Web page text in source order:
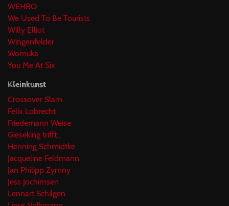
WEHRO
We Used To Be Tourists
Willy Elliot
Wingenfelder
Womuka
You Me At Six
Kleinkunst
Crossover Slam
Felix Lobrecht
Friedemann Weise
Gieseking trifft...
Henning Schmidtke
Jacqueline Feldmann
Jan Philipp Zymny
Jess Jochimsen
Lennart Schilgen